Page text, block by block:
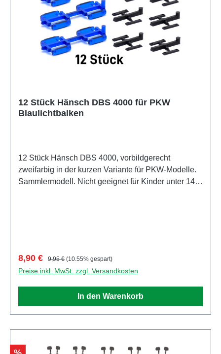
12 Stück Hänsch DBS 4000 für PKW
Blaulichtbalken
12 Stück Hänsch DBS 4000, vorbildgerecht
zweifarbig in der kurzen Variante für PKW-Modelle.
Sammlermodell. Nicht geeignet für Kinder unter 14
Verkaufspreis:
8,90 € Regulärer Preis:
9,95 € (10.55% gespart)
Preise inkl. MwSt. zzgl. Versandkosten
In den Warenkorb